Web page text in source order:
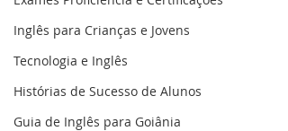
Inglês para Crianças e Jovens
Tecnologia e Inglês
Histórias de Sucesso de Alunos
Guia de Inglês para Goiânia